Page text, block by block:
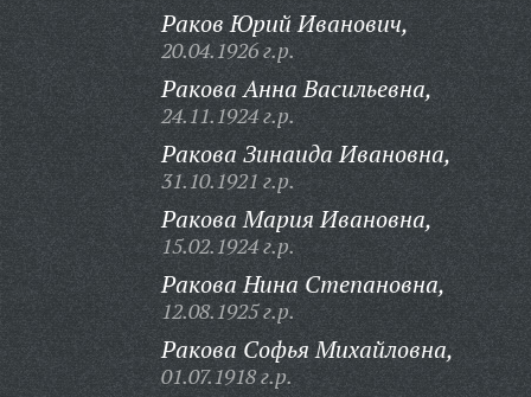
Раков Юрий Иванович,
20.04.1926 г.р.
Ракова Анна Васильевна,
24.11.1924 г.р.
Ракова Зинаида Ивановна,
31.10.1921 г.р.
Ракова Мария Ивановна,
15.02.1924 г.р.
Ракова Нина Степановна,
12.08.1925 г.р.
Ракова Софья Михайловна,
01.07.1918 г.р.